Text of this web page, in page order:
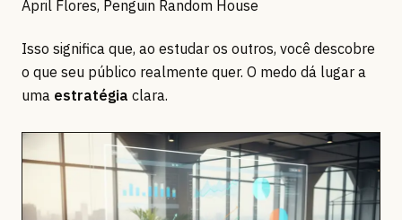
April Flores, Penguin Random House
Isso significa que, ao estudar os outros, você descobre
o que seu público realmente quer. O medo dá lugar a
uma estratégia clara.